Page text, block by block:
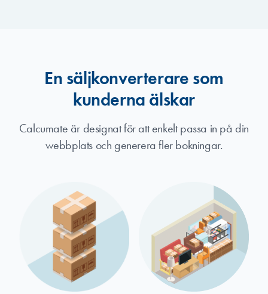
En säljkonverterare som
kunderna älskar
Calcumate är designat för att enkelt passa in på din
webbplats och generera fler bokningar.